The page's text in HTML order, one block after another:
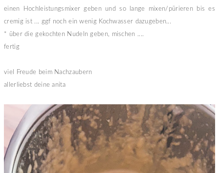
einen Hochleistungsmixer geben und so lange mixen/pürieren bis es
cremig ist ... ggf noch ein wenig Kochwasser dazugeben...
* über die gekochten Nudeln geben, mischen ....
fertig
viel Freude beim Nachzaubern
allerliebst deine anita